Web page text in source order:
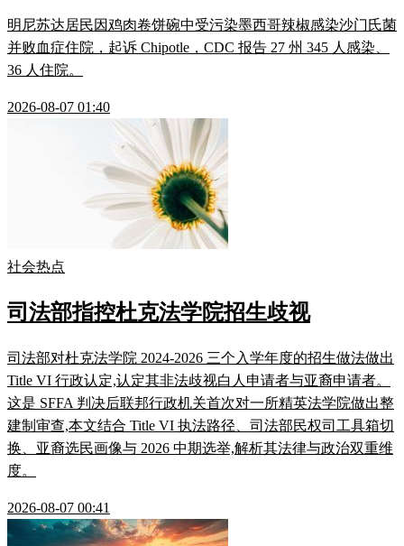
明尼苏达居民因鸡肉卷饼碗中受污染墨西哥辣椒感染沙门氏菌
并败血症住院，起诉 Chipotle，CDC 报告 27 州 345 人感染、
36 人住院。
2026-08-07 01:40
社会热点
司法部指控杜克法学院招生歧视
司法部对杜克法学院 2024-2026 三个入学年度的招生做法做出
Title VI 行政认定,认定其非法歧视白人申请者与亚裔申请者。
这是 SFFA 判决后联邦行政机关首次对一所精英法学院做出整
建制审查,本文结合 Title VI 执法路径、司法部民权司工具箱切
换、亚裔选民画像与 2026 中期选举,解析其法律与政治双重维
度。
2026-08-07 00:41